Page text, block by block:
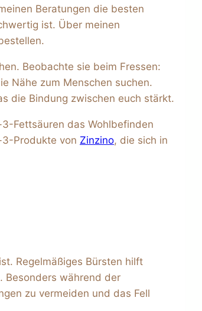
Beratungen die besten
ist. Über meinen
Beobachte sie beim Fressen:
Nähe zum Menschen suchen.
die Bindung zwischen euch stärkt.
Fettsäuren das Wohlbefinden
Produkte von Zinzino, die sich in
Regelmäßiges Bürsten hilft
Besonders während der
zu vermeiden und das Fell